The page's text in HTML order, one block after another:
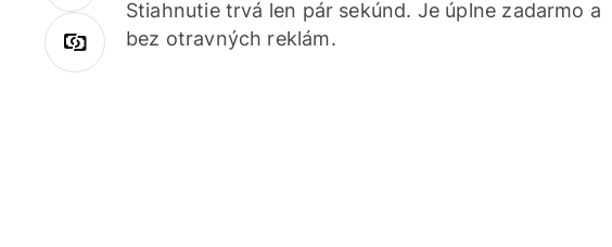
Stiahnutie trvá len pár sekúnd. Je úplne zadarmo a
bez otravných reklám.